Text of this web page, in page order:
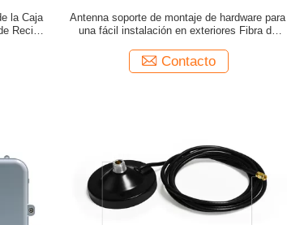
la Caja
Recinto
Antenna soporte de montaje de hardware para
una fácil instalación en exteriores Fibra de
Contacto